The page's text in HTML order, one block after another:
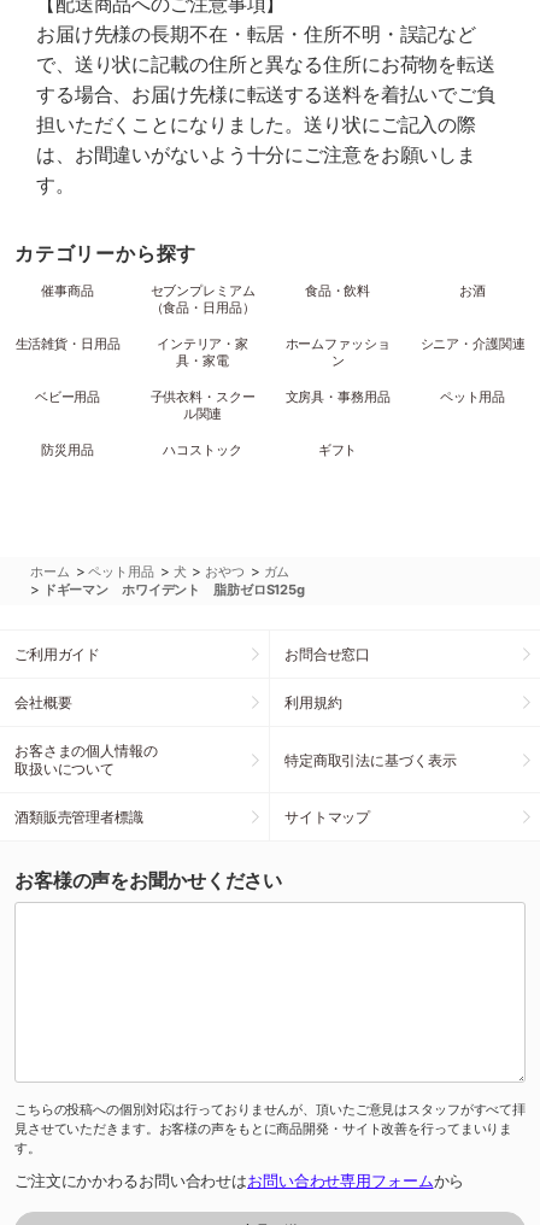
お届け先様の長期不在・転居・住所不明・誤記など
で、送り状に記載の住所と異なる住所にお荷物を転送
する場合、お届け先様に転送する送料を着払いでご負
担いただくことになりました。送り状にご記入の際
は、お間違いがないよう十分にご注意をお願いしま
す。
カテゴリーから探す
催事商品
セブンプレミアム
（食品・日用品）
食品・飲料 お酒
生活雑貨・日用品
インテリア・家
具・家電
ホームファッショ
ン
シニア・介護関連
ベビー用品
子供衣料・スクー
ル関連
文房具・事務用品 ペット用品
防災用品 ハコストック ギフト
ホーム >ペット用品 > 犬 > おやつ > ガム
> ドギーマン ホワイデント 脂肪ゼロS125g
ご利用ガイド お問合せ窓口
会社概要 利用規約
お客さまの個人情報の
取扱いについて
特定商取引法に基づく表示
酒類販売管理者標識 サイトマップ
お客様の声をお聞かせください
こちらの投稿への個別対応は行っておりませんが、頂いたご意見はスタッフがすべて拝
見させていただきます。お客様の声をもとに商品開発・サイト改善を行ってまいりま
す。
ご注文にかかわるお問い合わせはお問い合わせ専用フォームから